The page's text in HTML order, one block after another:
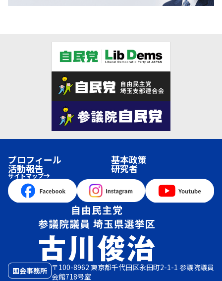
国会事務所 〒100-8962 東京都千代田区永田町2-1-1 参議院議員
会館718号室
プロフィール 基本政策
活動報告 研究者
サイトマップ